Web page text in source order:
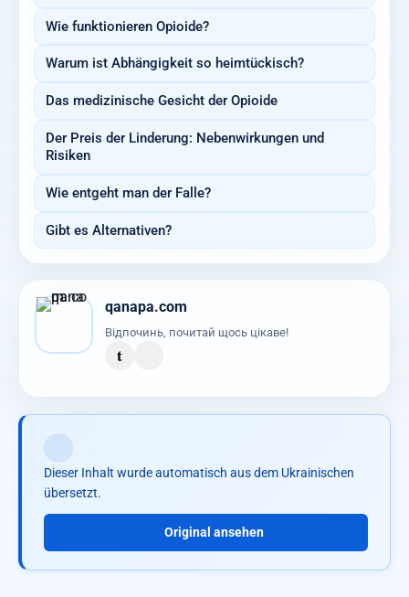
Wie funktionieren Opioide?
Warum ist Abhängigkeit so heimtückisch?
Das medizinische Gesicht der Opioide
Der Preis der Linderung: Nebenwirkungen und
Risiken
Wie entgeht man der Falle?
Gibt es Alternativen?
qanapa.com
Відпочинь, почитай щось цікаве!
t
Dieser Inhalt wurde automatisch aus dem Ukrainischen
übersetzt.
Original ansehen